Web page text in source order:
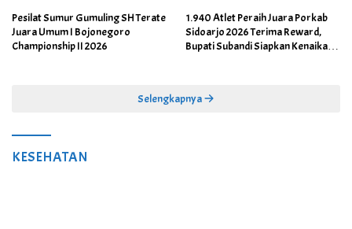
Pesilat Sumur Gumuling SH Terate
Juara Umum I Bojonegoro
Championship II 2026
1.940 Atlet Peraih Juara Porkab
Sidoarjo 2026 Terima Reward,
Bupati Subandi Siapkan Kenaikan
Selengkapnya
KESEHATAN